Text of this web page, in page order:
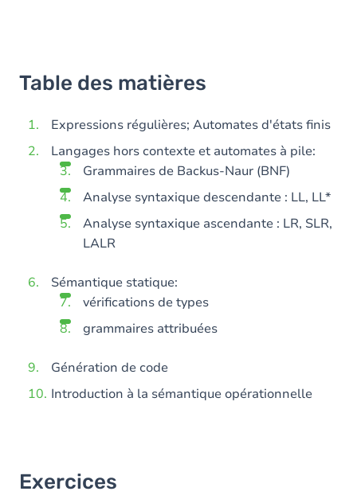
Table des matières
Expressions régulières; Automates d'états finis
Langages hors contexte et automates à pile:
Grammaires de Backus-Naur (BNF)
Analyse syntaxique descendante : LL, LL*
Analyse syntaxique ascendante : LR, SLR,
LALR
Sémantique statique:
vérifications de types
grammaires attribuées
Génération de code
Introduction à la sémantique opérationnelle
Exercices